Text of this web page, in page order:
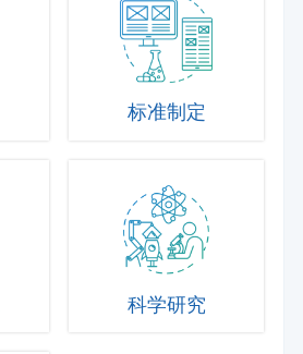
标准制定
科学研究